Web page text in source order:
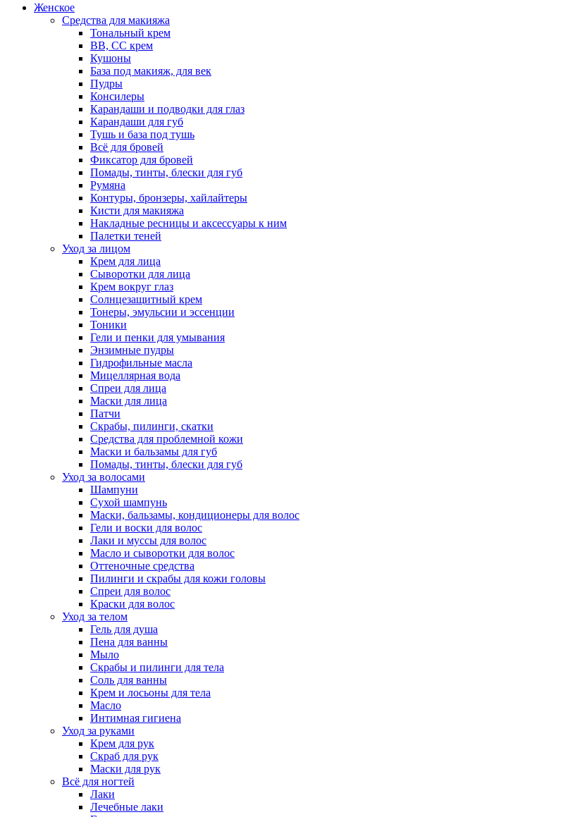
Женское
Средства для макияжа
Тональный крем
BB, CC крем
Кушоны
База под макияж, для век
Пудры
Консилеры
Карандаши и подводки для глаз
Карандаши для губ
Тушь и база под тушь
Всё для бровей
Фиксатор для бровей
Помады, тинты, блески для губ
Румяна
Контуры, бронзеры, хайлайтеры
Кисти для макияжа
Накладные ресницы и аксессуары к ним
Палетки теней
Уход за лицом
Крем для лица
Сыворотки для лица
Крем вокруг глаз
Солнцезащитный крем
Тонеры, эмульсии и эссенции
Тоники
Гели и пенки для умывания
Энзимные пудры
Гидрофильные масла
Мицеллярная вода
Спреи для лица
Маски для лица
Патчи
Скрабы, пилинги, скатки
Средства для проблемной кожи
Маски и бальзамы для губ
Помады, тинты, блески для губ
Уход за волосами
Шампуни
Сухой шампунь
Маски, бальзамы, кондиционеры для волос
Гели и воски для волос
Лаки и муссы для волос
Масло и сыворотки для волос
Оттеночные средства
Пилинги и скрабы для кожи головы
Спреи для волос
Краски для волос
Уход за телом
Гель для душа
Пена для ванны
Мыло
Скрабы и пилинги для тела
Соль для ванны
Крем и лосьоны для тела
Масло
Интимная гигиена
Уход за руками
Крем для рук
Скраб для рук
Маски для рук
Всё для ногтей
Лаки
Лечебные лаки